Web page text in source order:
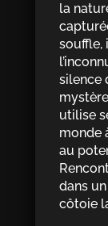
la
souffle,
silence
utilise
monde
au
dans
côtoie